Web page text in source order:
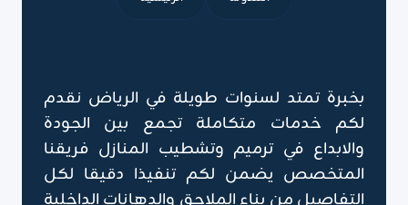
بخبرة تمتد لسنوات طويلة في الرياض نقدم
لكم خدمات متكاملة تجمع بين الجودة
والابداع في ترميم وتشطيب المنازل فريقنا
المتخصص يضمن لكم تنفيذا دقيقا لكل